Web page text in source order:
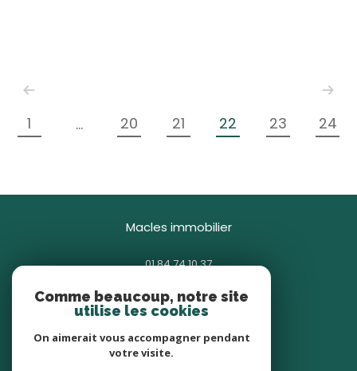
1 ... 20 21 22 23 24
macles immobilier
01 84 74 10 37
85 avenue Général Gallieni
93380 pierrefitte-sur-seine
Comme beaucoup, notre site
utilise les cookies
On aimerait vous accompagner pendant
votre visite.